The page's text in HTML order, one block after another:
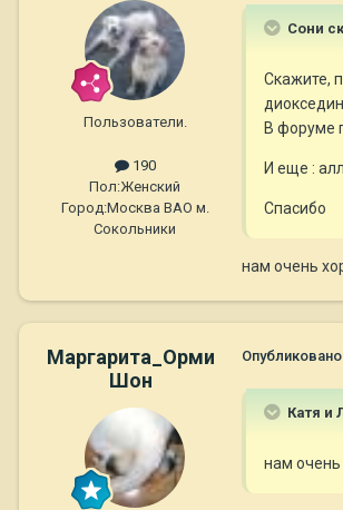
Пользователи.
190
Пол:Женский
Город:Москва ВАО м.
Сокольники
Сони
Скажите,
В форуме
И еще :
Спасибо
нам очень
Маргарита_Орми
Шон
Опубликовано
Катя и
нам очень